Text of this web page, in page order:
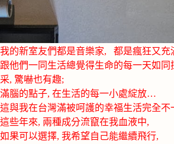
我的新室友們都是音樂家, 都是瘋狂又充
跟他們一同生活總覺得生命的每一天如
采, 驚嚇也有趣;
滿腦的點子, 在生活的每一小處綻放…
這與我在台灣滿被呵護的幸福生活完全
這些年來, 兩種成分流竄在我血液中,
如果可以選擇, 我希望自己能繼續飛行,